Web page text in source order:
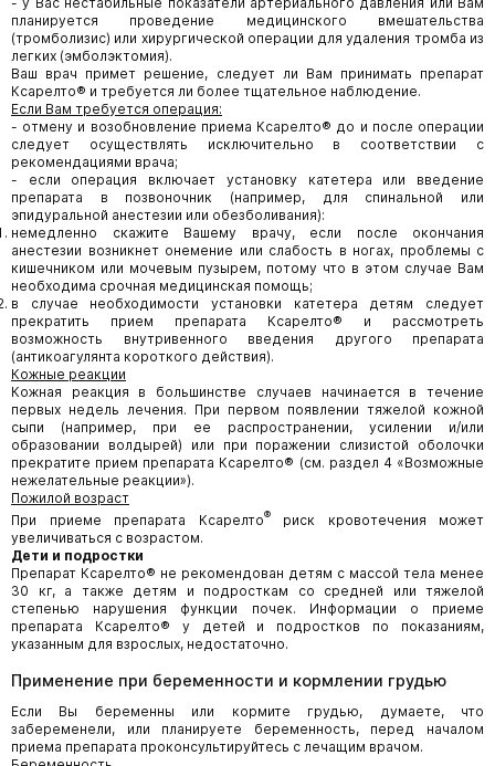
планируется проведение медицинского вмешательства
(тромболизис) или хирургической операции для удаления тромба из
легких (эмболэктомия).
Ваш врач примет решение, следует ли Вам принимать препарат
Ксарелто® и требуется ли более тщательное наблюдение.
Если Вам требуется операция:
- отмену и возобновление приема Ксарелто® до и после операции
следует осуществлять исключительно в соответствии с
рекомендациями врача;
- если операция включает установку катетера или введение
препарата в позвоночник (например, для спинальной или
эпидуральной анестезии или обезболивания):
немедленно скажите Вашему врачу, если после окончания
анестезии возникнет онемение или слабость в ногах, проблемы с
кишечником или мочевым пузырем, потому что в этом случае Вам
необходима срочная медицинская помощь;
в случае необходимости установки катетера детям следует
прекратить прием препарата Ксарелто® и рассмотреть
возможность внутривенного введения другого препарата
(антикоагулянта короткого действия).
Кожные реакции
Кожная реакция в большинстве случаев начинается в течение
первых недель лечения. При первом появлении тяжелой кожной
сыпи (например, при ее распространении, усилении и/или
образовании волдырей) или при поражении слизистой оболочки
прекратите прием препарата Ксарелто® (см. раздел 4 «Возможные
нежелательные реакции»).
Пожилой возраст
При приеме препарата Ксарелто®риск кровотечения может
увеличиваться с возрастом.
Дети и подростки
Препарат Ксарелто® не рекомендован детям с массой тела менее
30 кг, а также детям и подросткам со средней или тяжелой
степенью нарушения функции почек. Информации о приеме
препарата Ксарелто® у детей и подростков по показаниям,
указанным для взрослых, недостаточно.
Применение при беременности и кормлении грудью
Если Вы беременны или кормите грудью, думаете, что
забеременели, или планируете беременность, перед началом
приема препарата проконсультируйтесь с лечащим врачом.